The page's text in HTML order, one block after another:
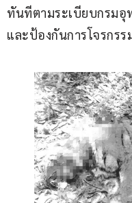
ทันทีตามระเบียบกรมอุ
และป้องกันการโจรกร